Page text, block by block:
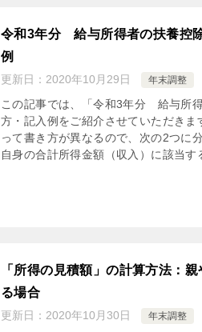
令和3年分 給与所得者の扶養控
例
更新日： 2020年10月29日 年末調整
この記事では、「令和3年分 給与所
方・記入例をご紹介させていただき
って書き方が異なるので、次の2つに
自身の合計所得金額（収入）に該当す
「所得の見積額」の計算方法：
る場合
更新日： 2020年10月30日 年末調整